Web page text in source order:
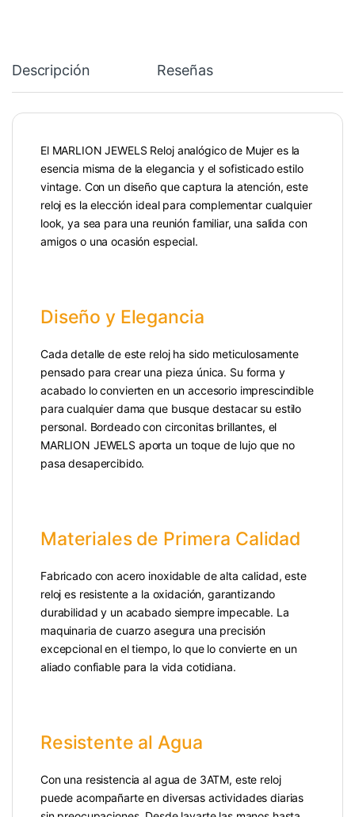
Descripción Reseñas
El MARLION JEWELS Reloj analógico de Mujer es la
esencia misma de la elegancia y el sofisticado estilo
vintage. Con un diseño que captura la atención, este
reloj es la elección ideal para complementar cualquier
look, ya sea para una reunión familiar, una salida con
amigos o una ocasión especial.
Diseño y Elegancia
Cada detalle de este reloj ha sido meticulosamente
pensado para crear una pieza única. Su forma y
acabado lo convierten en un accesorio imprescindible
para cualquier dama que busque destacar su estilo
personal. Bordeado con circonitas brillantes, el
MARLION JEWELS aporta un toque de lujo que no
pasa desapercibido.
Materiales de Primera Calidad
Fabricado con acero inoxidable de alta calidad, este
reloj es resistente a la oxidación, garantizando
durabilidad y un acabado siempre impecable. La
maquinaria de cuarzo asegura una precisión
excepcional en el tiempo, lo que lo convierte en un
aliado confiable para la vida cotidiana.
Resistente al Agua
Con una resistencia al agua de 3ATM, este reloj
puede acompañarte en diversas actividades diarias